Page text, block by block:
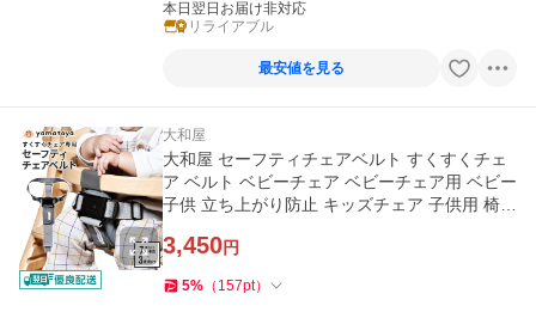
本日翌日お届け非対応
リライアブル
最安値を見る
大和屋
大和屋 セーフティチェアベルト すくすくチェ
ア ベルト ベビーチェア ベビーチェア用 ベビー
子供 立ち上がり防止 キッズチェア 子供用 椅子
3,450円
5% （ 157pt）